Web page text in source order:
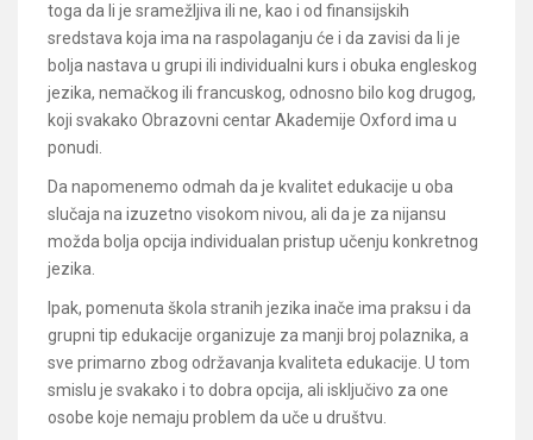
toga da li je sramežljiva ili ne, kao i od finansijskih
sredstava koja ima na raspolaganju će i da zavisi da li je
bolja nastava u grupi ili individualni kurs i obuka engleskog
jezika, nemačkog ili francuskog, odnosno bilo kog drugog,
koji svakako Obrazovni centar Akademije Oxford ima u
ponudi.
Da napomenemo odmah da je kvalitet edukacije u oba
slučaja na izuzetno visokom nivou, ali da je za nijansu
možda bolja opcija individualan pristup učenju konkretnog
jezika.
Ipak, pomenuta škola stranih jezika inače ima praksu i da
grupni tip edukacije organizuje za manji broj polaznika, a
sve primarno zbog održavanja kvaliteta edukacije. U tom
smislu je svakako i to dobra opcija, ali isključivo za one
osobe koje nemaju problem da uče u društvu.